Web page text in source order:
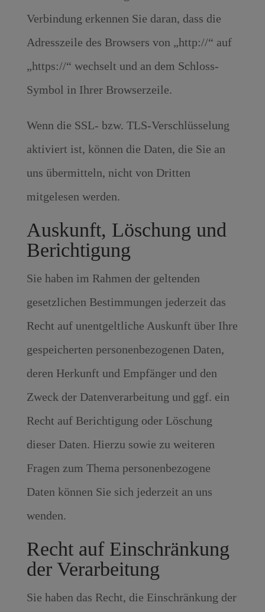
Verbindung erkennen Sie daran, dass die
Adresszeile des Browsers von „http://“ auf
„https://“ wechselt und an dem Schloss-
Symbol in Ihrer Browserzeile.
Wenn die SSL- bzw. TLS-Verschlüsselung
aktiviert ist, können die Daten, die Sie an
uns übermitteln, nicht von Dritten
mitgelesen werden.
Auskunft, Löschung und
Berichtigung
Sie haben im Rahmen der geltenden
gesetzlichen Bestimmungen jederzeit das
Recht auf unentgeltliche Auskunft über Ihre
gespeicherten personenbezogenen Daten,
deren Herkunft und Empfänger und den
Zweck der Datenverarbeitung und ggf. ein
Recht auf Berichtigung oder Löschung
dieser Daten. Hierzu sowie zu weiteren
Fragen zum Thema personenbezogene
Daten können Sie sich jederzeit an uns
wenden.
Recht auf Einschränkung
der Verarbeitung
Sie haben das Recht, die Einschränkung der